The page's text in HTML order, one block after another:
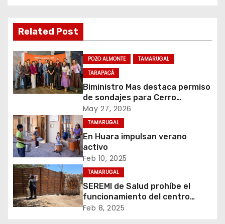
a
c
i
ó
d
e
e
n
t
Related Post
POZO ALMONTE
TAMARUGAL
TARAPACÁ
Biministro Mas destaca permiso
de sondajes para Cerro
Colorado
May 27, 2026
TAMARUGAL
En Huara impulsan verano
activo
Feb 10, 2025
TAMARUGAL
SEREMI de Salud prohíbe el
funcionamiento del centro
recreativo Tantakuy
Feb 8, 2025